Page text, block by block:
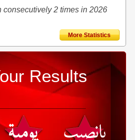
consecutively 2 times in 2026
More Statistics
Results